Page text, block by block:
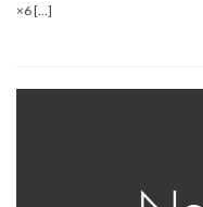
×6 […]